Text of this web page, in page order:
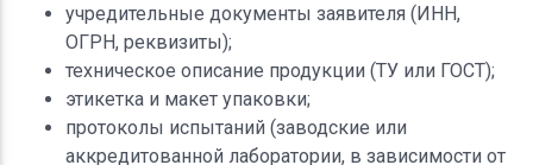
учредительные документы заявителя (ИНН,
ОГРН, реквизиты);
техническое описание продукции (ТУ или ГОСТ);
этикетка и макет упаковки;
протоколы испытаний (заводские или
аккредитованной лаборатории, в зависимости от